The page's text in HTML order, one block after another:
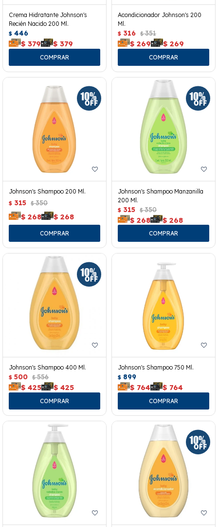
Crema Hidratante Johnson's
Recién Nacido 200 Ml.
$ 446
$ 379 $ 379
Acondicionador Johnson's 200
Ml.
$ 316 $ 351
$ 269 $ 269
Johnson's Shampoo 200 Ml.
$ 315 $ 350
$ 268 $ 268
Johnson's Shampoo Manzanilla
200 Ml.
$ 315 $ 350
$ 268 $ 268
Johnson's Shampoo 400 Ml.
$ 500 $ 556
$ 425 $ 425
Johnson's Shampoo 750 Ml.
$ 899
$ 764 $ 764